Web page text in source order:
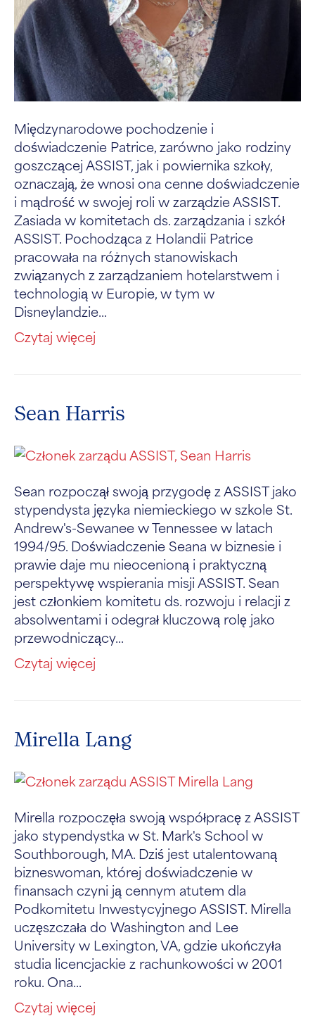
Międzynarodowe pochodzenie i
doświadczenie Patrice, zarówno jako rodziny
goszczącej ASSIST, jak i powiernika szkoły,
oznaczają, że wnosi ona cenne doświadczenie
i mądrość w swojej roli w zarządzie ASSIST.
Zasiada w komitetach ds. zarządzania i szkół
ASSIST. Pochodząca z Holandii Patrice
pracowała na różnych stanowiskach
związanych z zarządzaniem hotelarstwem i
technologią w Europie, w tym w
Disneylandzie...
Czytaj więcej
Sean Harris
Sean rozpoczął swoją przygodę z ASSIST jako
stypendysta języka niemieckiego w szkole St.
Andrew's-Sewanee w Tennessee w latach
1994/95. Doświadczenie Seana w biznesie i
prawie daje mu nieocenioną i praktyczną
perspektywę wspierania misji ASSIST. Sean
jest członkiem komitetu ds. rozwoju i relacji z
absolwentami i odegrał kluczową rolę jako
przewodniczący...
Czytaj więcej
Mirella Lang
Mirella rozpoczęła swoją współpracę z ASSIST
jako stypendystka w St. Mark's School w
Southborough, MA. Dziś jest utalentowaną
bizneswoman, której doświadczenie w
finansach czyni ją cennym atutem dla
Podkomitetu Inwestycyjnego ASSIST. Mirella
uczęszczała do Washington and Lee
University w Lexington, VA, gdzie ukończyła
studia licencjackie z rachunkowości w 2001
roku. Ona...
Czytaj więcej